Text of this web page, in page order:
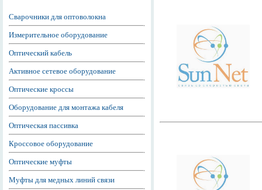
Сварочники для оптоволокна
Измерительное оборудование
Оптический кабель
Активное сетевое оборудование
Оптические кроссы
Оборудование для монтажа кабеля
Оптическая пассивка
Кроссовое оборудование
Оптические муфты
Муфты для медных линий связи